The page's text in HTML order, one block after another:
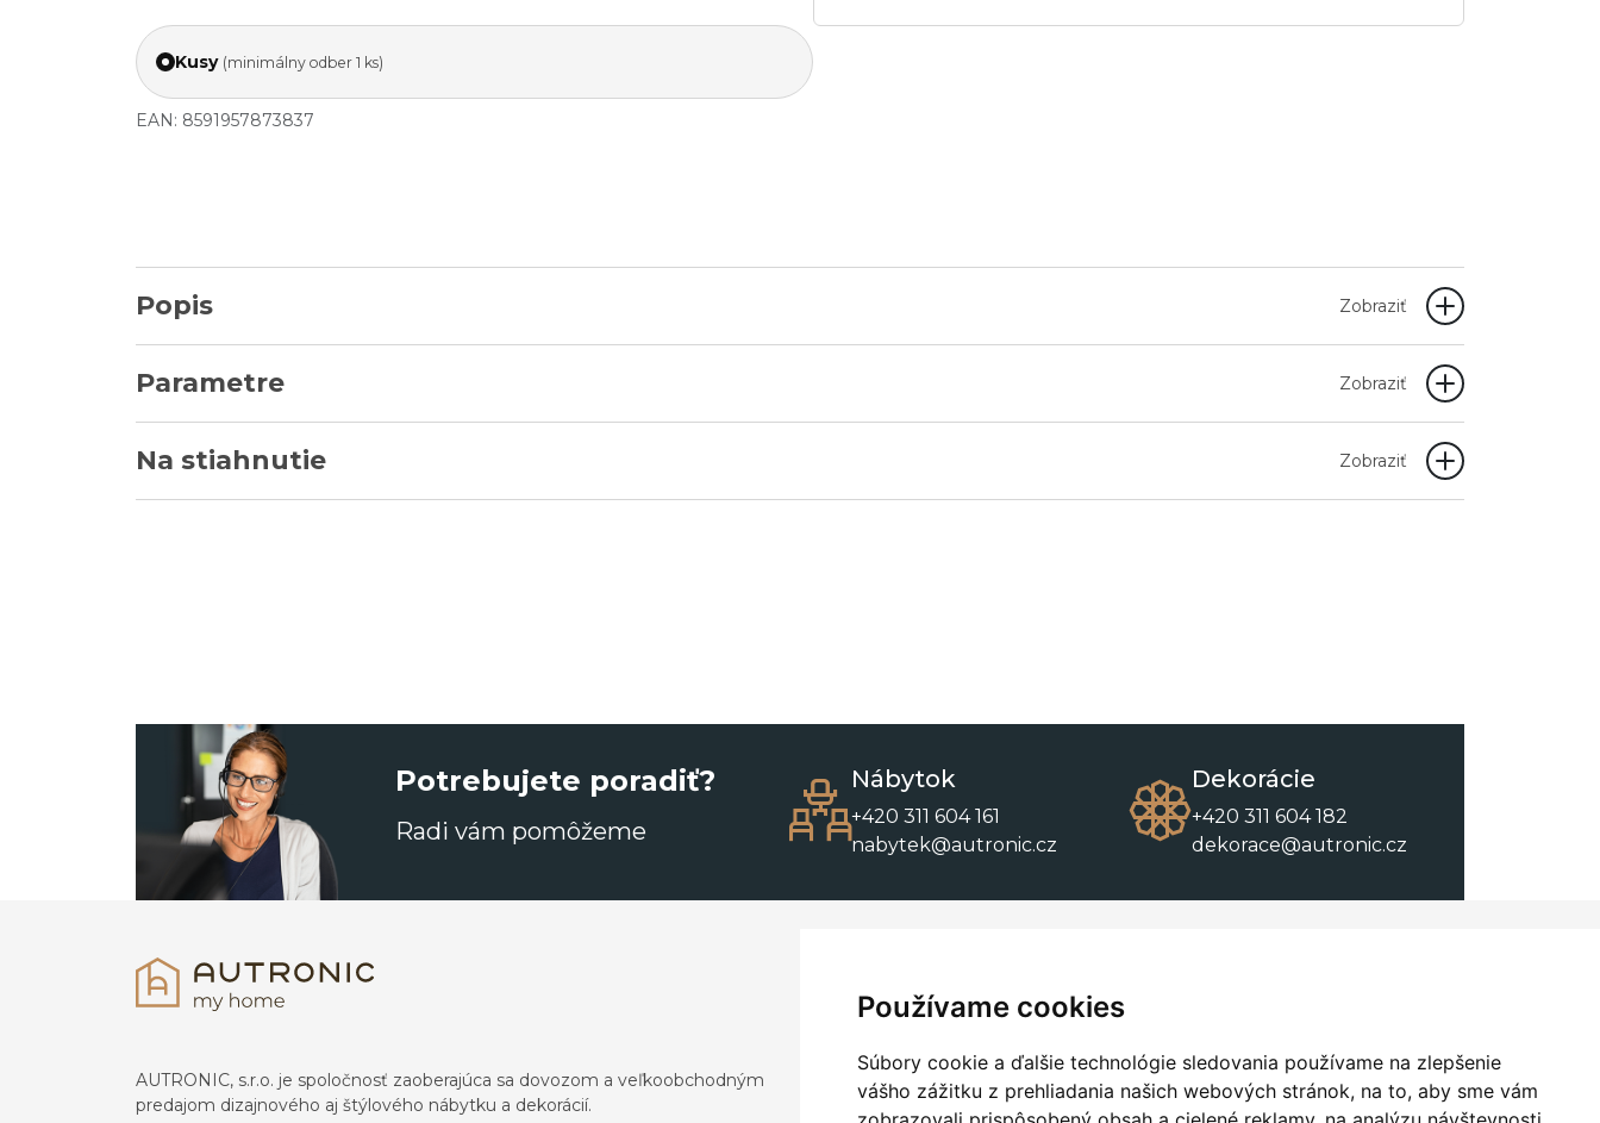
Používame cookies
Súbory cookie a ďalšie technológie sledovania používame na zlepšenie
vášho zážitku z prehliadania našich webových stránok, na to, aby sme vám
Kusy (minimálny odber 1 ks)
EAN: 8591957873837
Popis Zobraziť
Parametre Zobraziť
Na stiahnutie Zobraziť
Potrebujete poradiť?
Radi vám pomôžeme
Nábytok
+420 311 604 161
nabytek@autronic.cz
Dekorácie
+420 311 604 182
dekorace@autronic.cz
AUTRONIC, s.r.o. je spoločnosť zaoberajúca sa dovozom a veľkoobchodným
predajom dizajnového aj štýlového nábytku a dekorácií.
Kontakty